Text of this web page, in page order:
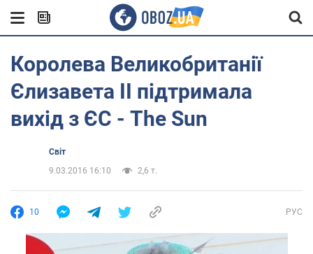
Королева Великобританії
Єлизавета II підтримала
вихід з ЄС - The Sun
Світ
9.03.2016 16:10
2,6 т.
10 РУС